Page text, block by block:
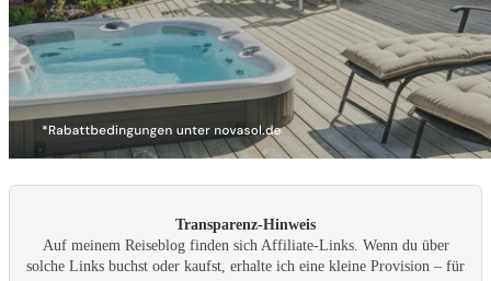
Transparenz-Hinweis
Auf meinem Reiseblog finden sich Affiliate-Links. Wenn du über
solche Links buchst oder kaufst, erhalte ich eine kleine Provision – für